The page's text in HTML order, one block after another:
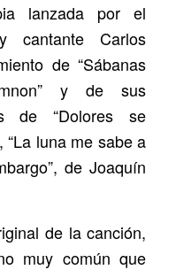
lanzada por el
cantante Carlos
de “Sábanas
y de sus
de “Dolores se
“La luna me sabe a
de Joaquín
de la canción,
muy común que